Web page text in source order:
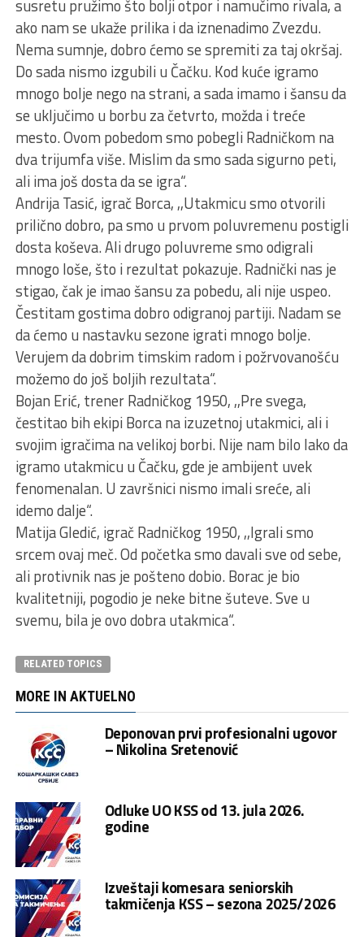
susretu pružimo što bolji otpor i namučimo rivala, a
ako nam se ukaže prilika i da iznenadimo Zvezdu.
Nema sumnje, dobro ćemo se spremiti za taj okršaj.
Do sada nismo izgubili u Čačku. Kod kuće igramo
mnogo bolje nego na strani, a sada imamo i šansu da
se uključimo u borbu za četvrto, možda i treće
mesto. Ovom pobedom smo pobegli Radničkom na
dva trijumfa više. Mislim da smo sada sigurno peti,
ali ima još dosta da se igra“.
Andrija Tasić, igrač Borca, ,,Utakmicu smo otvorili
prilično dobro, pa smo u prvom poluvremenu postigli
dosta koševa. Ali drugo poluvreme smo odigrali
mnogo loše, što i rezultat pokazuje. Radnički nas je
stigao, čak je imao šansu za pobedu, ali nije uspeo.
Čestitam gostima dobro odigranoj partiji. Nadam se
da ćemo u nastavku sezone igrati mnogo bolje.
Verujem da dobrim timskim radom i požrvovanošću
možemo do još boljih rezultata“.
Bojan Erić, trener Radničkog 1950, ,,Pre svega,
čestitao bih ekipi Borca na izuzetnoj utakmici, ali i
svojim igračima na velikoj borbi. Nije nam bilo lako da
igramo utakmicu u Čačku, gde je ambijent uvek
fenomenalan. U završnici nismo imali sreće, ali
idemo dalje“.
Matija Gledić, igrač Radničkog 1950, ,,Igrali smo
srcem ovaj meč. Od početka smo davali sve od sebe,
ali protivnik nas je pošteno dobio. Borac je bio
kvalitetniji, pogodio je neke bitne šuteve. Sve u
svemu, bila je ovo dobra utakmica“.
RELATED TOPICS
MORE IN AKTUELNO
Deponovan prvi profesionalni ugovor
– Nikolina Sretenović
Odluke UO KSS od 13. jula 2026.
godine
Izveštaji komesara seniorskih
takmičenja KSS – sezona 2025/2026